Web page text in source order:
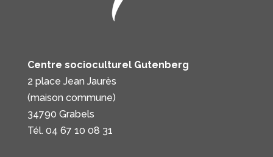
Centre socioculturel Gutenberg
2 place Jean Jaurès
(maison commune)
34790 Grabels
Tél. 04 67 10 08 31